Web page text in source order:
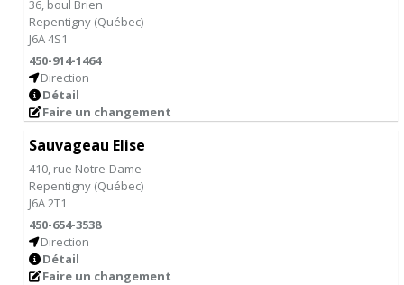
36, boul Brien
Repentigny (Québec)
J6A 4S1
450-914-1464
Direction
Détail
Faire un changement
Sauvageau Elise
410, rue Notre-Dame
Repentigny (Québec)
J6A 2T1
450-654-3538
Direction
Détail
Faire un changement